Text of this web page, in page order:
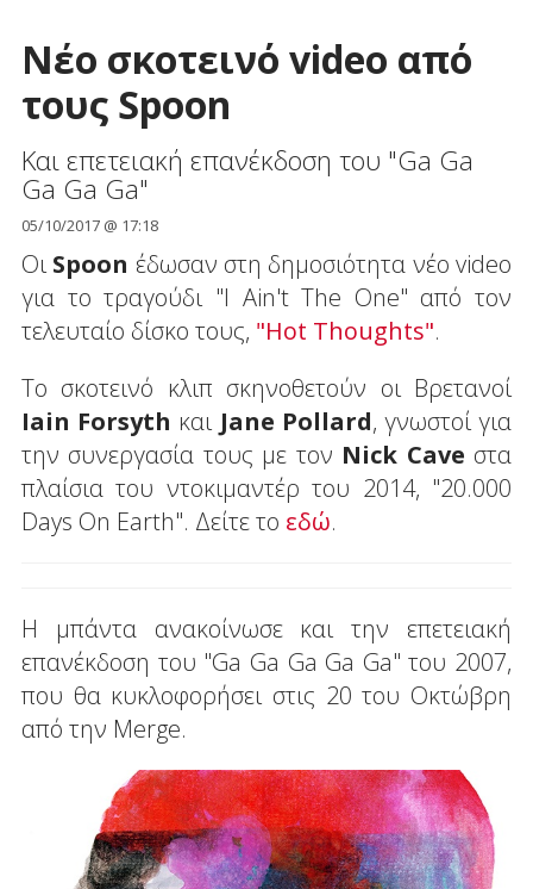
Νέο σκοτεινό video από
τους Spoon
Και επετειακή επανέκδοση του "Ga Ga
Ga Ga Ga"
05/10/2017 @ 17:18
ΟιSpoon έδωσαν στη δημοσιότητα νέο video
για το τραγούδι "I Ain't The One" από τον
τελευταίο δίσκο τους, "Hot Thoughts".
Το σκοτεινό κλιπ σκηνοθετούν οι Βρετανοί
Iain Forsyth και Jane Pollard, γνωστοί για
την συνεργασία τους με τον Nick Cave στα
πλαίσια του ντοκιμαντέρ του 2014, "20.000
Days On Earth". Δείτε το εδώ.
Η μπάντα ανακοίνωσε και την επετειακή
επανέκδοση του "Ga Ga Ga Ga Ga" του 2007,
που θα κυκλοφορήσει στις 20 του Οκτώβρη
από την Merge.